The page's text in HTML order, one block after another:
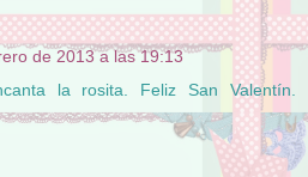
de 2013 a las 19:13
la rosita. Feliz San Valentín.